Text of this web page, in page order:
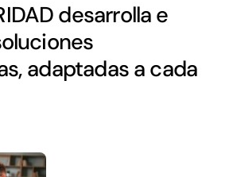
desarrolla e
adaptadas a cada